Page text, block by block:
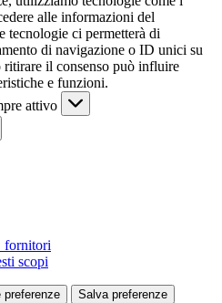
alle informazioni del
tecnologie ci permetterà di
di navigazione o ID unici su
ritirare il consenso può influire
e funzioni.
attivo
fornitori
scopi
Salva preferenze